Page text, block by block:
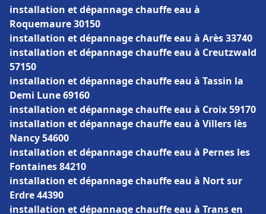
installation et dépannage chauffe eau à
Roquemaure 30150
installation et dépannage chauffe eau à Arès 33740
installation et dépannage chauffe eau à Creutzwald
57150
installation et dépannage chauffe eau à Tassin la
Demi Lune 69160
installation et dépannage chauffe eau à Croix 59170
installation et dépannage chauffe eau à Villers lès
Nancy 54600
installation et dépannage chauffe eau à Pernes les
Fontaines 84210
installation et dépannage chauffe eau à Nort sur
Erdre 44390
installation et dépannage chauffe eau à Trans en